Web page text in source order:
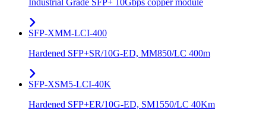
Industrial Grade SFP+ 10Gbps copper module
SFP-XMM-LCI-400
Hardened SFP+SR/10G-ED, MM850/LC 400m
SFP-XSM5-LCI-40K
Hardened SFP+ER/10G-ED, SM1550/LC 40Km